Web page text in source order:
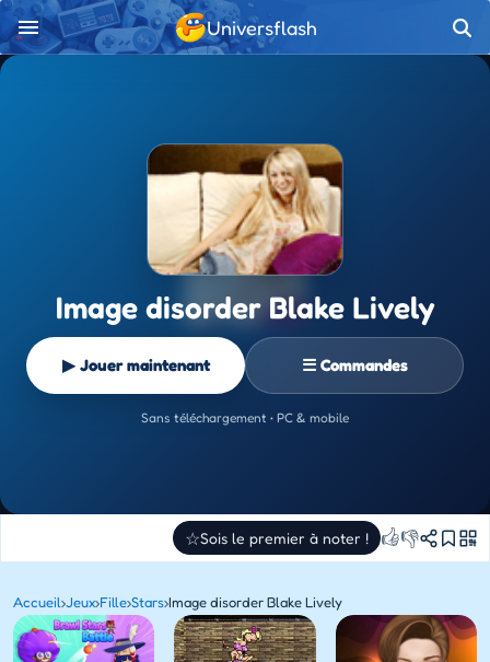
Universflash
Image disorder Blake Lively
▶ Jouer maintenant ☰ Commandes
Sans téléchargement • PC & mobile
☆Sois le premier à noter ! 👍👎
Accueil›Jeux›Fille›Stars›Image disorder Blake Lively